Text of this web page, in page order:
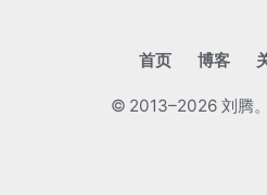
首页 博客
© 2013–2026 刘腾。